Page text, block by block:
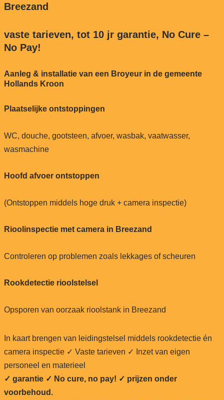
Breezand
vaste tarieven, tot 10 jr garantie, No Cure –
No Pay!
Aanleg & installatie van een Broyeur in de gemeente
Hollands Kroon
Plaatselijke ontstoppingen
WC, douche, gootsteen, afvoer, wasbak, vaatwasser,
wasmachine
Hoofd afvoer ontstoppen
(Ontstoppen middels hoge druk + camera inspectie)
Rioolinspectie met camera in Breezand
Controleren op problemen zoals lekkages of scheuren
Rookdetectie rioolstelsel
Opsporen van oorzaak rioolstank in Breezand
In kaart brengen van leidingstelsel middels rookdetectie én
camera inspectie ✓ Vaste tarieven ✓ Inzet van eigen
personeel en materieel
✓ garantie ✓ No cure, no pay! ✓ prijzen onder
voorbehoud.